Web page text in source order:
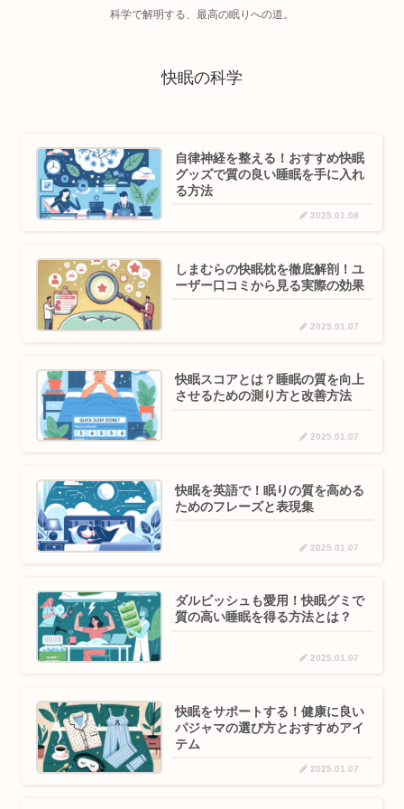
科学で解明する、最高の眠りへの道。
快眠の科学
自律神経を整える！おすすめ快眠
グッズで質の良い睡眠を手に入れ
る方法
2025.01.08
しまむらの快眠枕を徹底解剖！ユ
ーザー口コミから見る実際の効果
2025.01.07
快眠スコアとは？睡眠の質を向上
させるための測り方と改善方法
2025.01.07
快眠を英語で！眠りの質を高める
ためのフレーズと表現集
2025.01.07
ダルビッシュも愛用！快眠グミで
質の高い睡眠を得る方法とは？
2025.01.07
快眠をサポートする！健康に良い
パジャマの選び方とおすすめアイ
テム
2025.01.07